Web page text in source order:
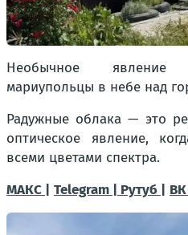
Необычное явление
мариупольцы в небе над
Радужные облака — это
оптическое явление,
всеми цветами спектра.
МАКС |
Telegram | Рутуб | ВК |